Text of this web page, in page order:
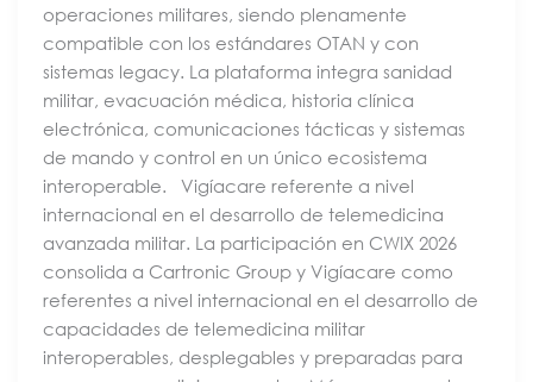
operaciones militares, siendo plenamente
compatible con los estándares OTAN y con
sistemas legacy. La plataforma integra sanidad
militar, evacuación médica, historia clínica
electrónica, comunicaciones tácticas y sistemas
de mando y control en un único ecosistema
interoperable. Vigíacare referente a nivel
internacional en el desarrollo de telemedicina
avanzada militar. La participación en CWIX 2026
consolida a Cartronic Group y Vigíacare como
referentes a nivel internacional en el desarrollo de
capacidades de telemedicina militar
interoperables, desplegables y preparadas para